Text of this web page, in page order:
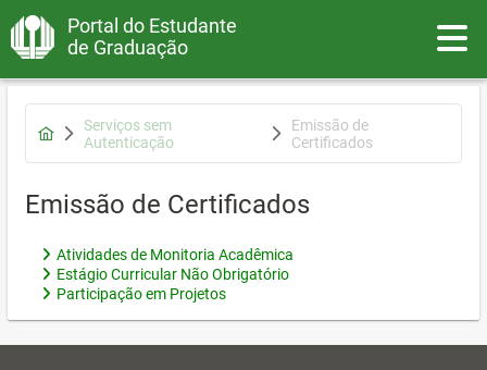
Portal do Estudante
de Graduação
Serviços sem
Autenticação
Emissão de
Certificados
Emissão de Certificados
Atividades de Monitoria Acadêmica
Estágio Curricular Não Obrigatório
Participação em Projetos